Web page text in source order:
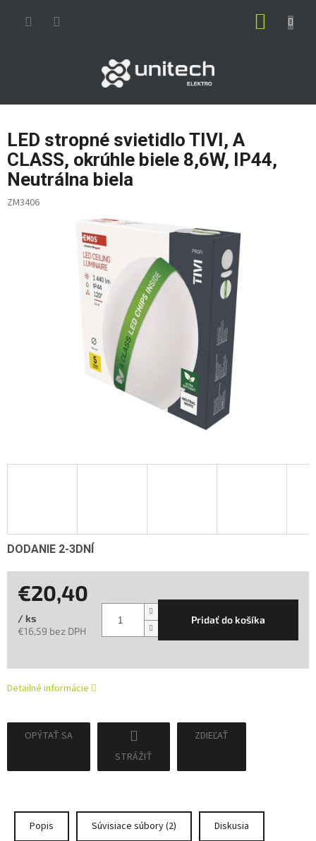
LED stropné svietidlo TIVI, A
CLASS, okrúhle biele 8,6W, IP44,
Neutrálna biela
ZM3406
DODANIE 2-3DNÍ
€20,40
/ ks
€16,59 bez DPH
Pridať do košíka
Detailné informácie
OPÝTAŤ SA
STRÁŽIŤ
ZDIEĽAŤ
Popis Súvisiace súbory (2) Diskusia